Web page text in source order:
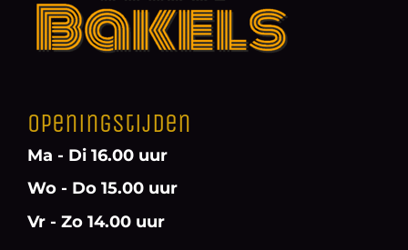
Openingstijden
Ma - Di 16.00 uur
Wo - Do 15.00 uur
Vr - Zo 14.00 uur